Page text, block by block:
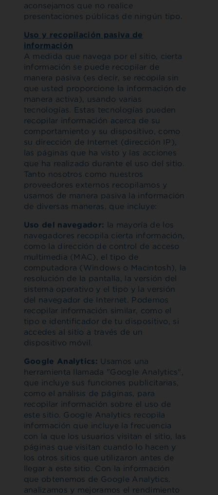
aconsejamos que no realice
presentaciones públicas de ningún tipo.
Uso y recopilación pasiva de
información
A medida que navega por el sitio, cierta
información se puede recopilar de
manera pasiva (es decir, se recopila sin
que usted proporcione la información de
manera activa), usando varias
tecnologías. Estas tecnologías pueden
recopilar información acerca de su
comportamiento y su dispositivo, como
su dirección de Internet (dirección IP),
las páginas que ha visto y las acciones
que ha realizado durante el uso del sitio.
Tanto nosotros como nuestros
proveedores externos recopilamos y
usamos de manera pasiva la información
de diversas maneras, que incluye:
Uso del navegador: la mayoría de los
navegadores recopila cierta información,
como la dirección de control de acceso
multimedia (MAC), el tipo de
computadora (Windows o Macintosh), la
resolución de la pantalla, la versión del
sistema operativo y el tipo y la versión
del navegador de Internet. Podemos
recopilar información similar, como el
tipo e identificador de tu dispositivo, si
accedes al sitio a través de un
dispositivo móvil.
Google Analytics: Usamos una
herramienta llamada "Google Analytics",
que incluye sus funciones publicitarias,
como el análisis de páginas, para
recopilar información sobre el uso de
este sitio. Google Analytics recopila
información que incluye la frecuencia
con la que los usuarios visitan el sitio, las
páginas que visitan cuando lo hacen y
los otros sitios que utilizaron antes de
llegar a este sitio. Con la información
que obtenemos de Google Analytics,
analizamos y mejoramos el rendimiento